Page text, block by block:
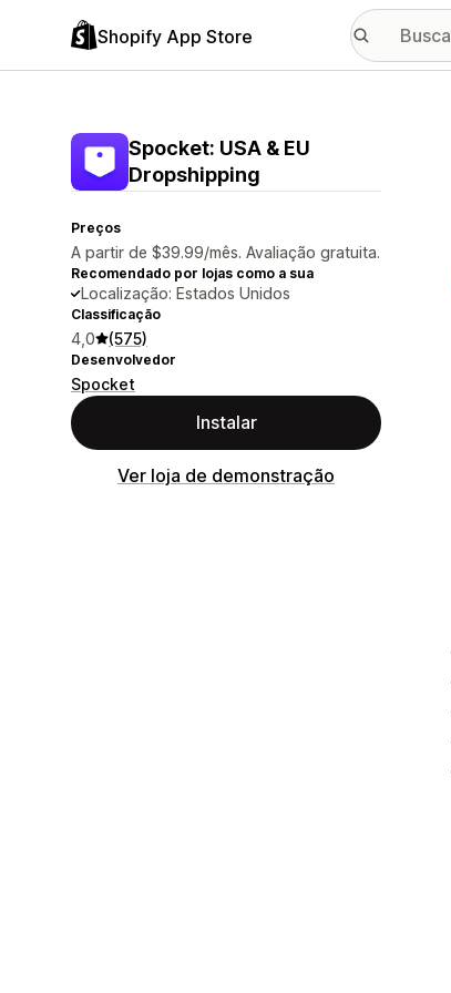
Shopify App Store
Spocket: USA & EU
Dropshipping
Preços
A partir de $39.99/mês. Avaliação gratuita.
Recomendado por lojas como a sua
Localização: Estados Unidos
Classificação
4,0 (575)
Desenvolvedor
Spocket
Instalar
Ver loja de demonstração